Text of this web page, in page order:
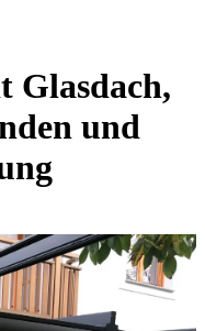
Glasdach,
und